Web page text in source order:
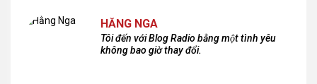
HẰNG NGA
Tôi đến với Blog Radio bằng một tình yêu
không bao giờ thay đổi.